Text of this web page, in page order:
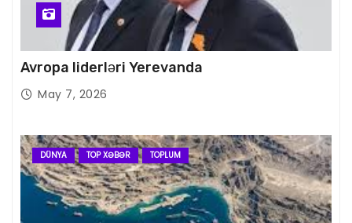
Avropa liderləri Yerevanda
May 7, 2026
DÜNYA TOP XƏBƏR TOPLUM